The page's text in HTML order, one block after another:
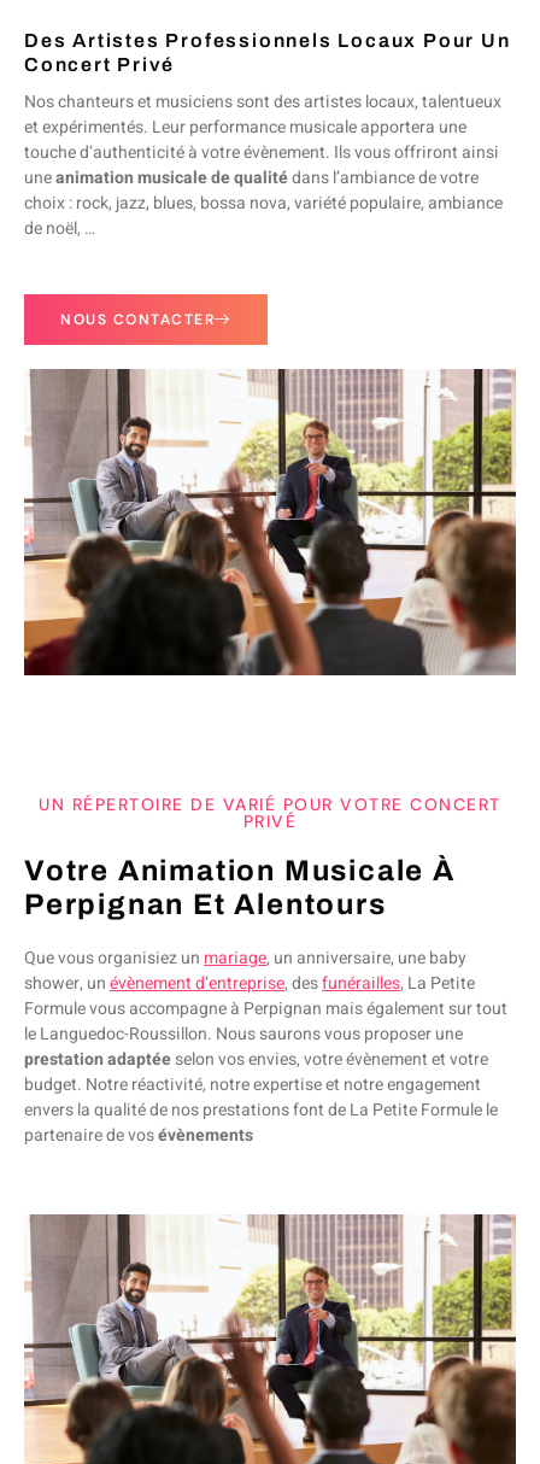
Des Artistes Professionnels Locaux Pour Un
Concert Privé
Nos chanteurs et musiciens sont des artistes locaux, talentueux
et expérimentés. Leur performance musicale apportera une
touche d’authenticité à votre évènement. Ils vous offriront ainsi
uneanimation musicale de qualitédans l’ambiance de votre
choix : rock, jazz, blues, bossa nova, variété populaire, ambiance
de noël, …
NOUS CONTACTER
UN RÉPERTOIRE DE VARIÉ POUR VOTRE CONCERT
PRIVÉ
Votre Animation Musicale À
Perpignan Et Alentours
Que vous organisiez unmariage, un anniversaire, une baby
shower, unévènement d’entreprise,desfunérailles, La Petite
Formule vous accompagne à Perpignan mais également sur tout
le Languedoc-Roussillon. Nous saurons vous proposer une
prestation adaptéeselon vos envies, votre évènement et votre
budget. Notre réactivité, notre expertise et notre engagement
envers la qualité de nos prestations font de La Petite Formule le
partenaire de vosévènements